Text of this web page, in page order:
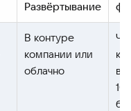
Развёртывание
В контуре
компании или
облачно